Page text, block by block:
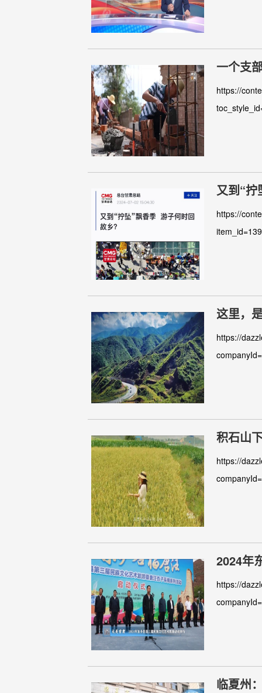
一个支
https://
https://
这里，
https://
积石山
https://
2024年
https://
临夏州